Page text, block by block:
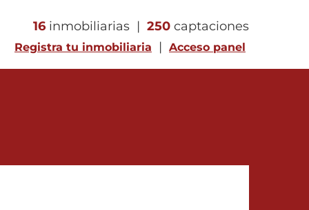
16 inmobiliarias | 250 captaciones
Registra tu inmobiliaria | Acceso panel